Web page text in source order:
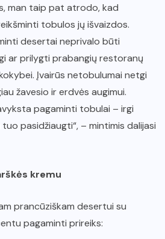
man taip pat atrodo, kad
tobulos jų išvaizdos.
desertai neprivalo būti
ar prilygti prabangių restoranų
Įvairūs netobulumai netgi
žavesio ir erdvės augimui.
pagaminti tobulai – irgi
pasidžiaugti“, – mintimis dalijasi
kremu
prancūziškam desertui su
pagaminti prireiks: